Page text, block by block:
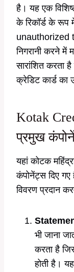
है। यह एक
के रिकॉर्ड के रूप
unauthorized
निगरानी करने में
सारांशित करता
क्रेडिट कार्ड का
Kotak
प्रमुख
यहां कोटक
कंपोनेंट्स दिए
विवरण प्रदान
भी जाना
करता है
होती है।